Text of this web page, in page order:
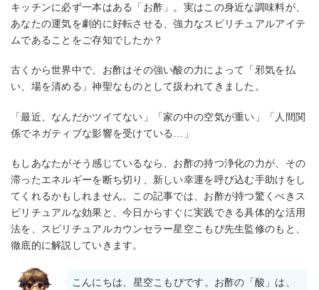
キッチンに必ず一本はある「お酢」。実はこの身近な調味料が、
あなたの運気を劇的に好転させる、強力なスピリチュアルアイテ
ムであることをご存知でしたか？
古くから世界中で、お酢はその強い酸の力によって「邪気を払
い、場を清める」神聖なものとして扱われてきました。
「最近、なんだかツイてない」「家の中の空気が重い」「人間関
係でネガティブな影響を受けている…」
もしあなたがそう感じているなら、お酢の持つ浄化の力が、その
滞ったエネルギーを断ち切り、新しい幸運を呼び込む手助けをし
てくれるかもしれません。この記事では、お酢が持つ驚くべきス
ピリチュアルな効果と、今日からすぐに実践できる具体的な活用
法を、スピリチュアルカウンセラー星空こもぴ先生監修のもと、
徹底的に解説していきます。
こんにちは、星空こもぴです。お酢の「酸」は、